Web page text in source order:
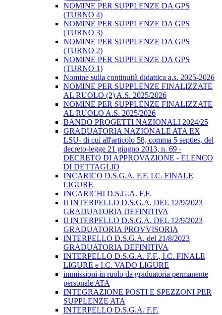
NOMINE PER SUPPLENZE DA GPS
(TURNO 4)
NOMINE PER SUPPLENZE DA GPS
(TURNO 3)
NOMINE PER SUPPLENZE DA GPS
(TURNO 2)
NOMINE PER SUPPLENZE DA GPS
(TURNO 1)
Nomine sulla continuità didattica a.s. 2025-2026
NOMINE PER SUPPLENZE FINALIZZATE
AL RUOLO (2) A.S. 2025/2026
NOMINE PER SUPPLENZE FINALIZZATE
AL RUOLO A.S. 2025/2026
BANDO PROGETTI NAZIONALI 2024/25
GRADUATORIA NAZIONALE ATA EX
LSU- di cui all'articolo 58, comma 5 septies, del
decreto-legge 21 giugno 2013, n. 69 -
DECRETO DI APPROVAZIONE - ELENCO
DI DETTAGLIO
INCARICO D.S.G.A. F.F. I.C. FINALE
LIGURE
INCARICHI D.S.G.A. F.F.
II INTERPELLO D.S.G.A. DEL 12/9/2023
GRADUATORIA DEFINITIVA
II INTERPELLO D.S.G.A. DEL 12/9/2023
GRADUATORIA PROVVISORIA
INTERPELLO D.S.G.A. del 21/8/2023
GRADUATORIA DEFINITIVA
INTERPELLO D.S.G.A. F.F., I.C. FINALE
LIGURE e I.C. VADO LIGURE
immissioni in ruolo da graduatoria permanente
personale ATA
INTEGRAZIONE POSTI E SPEZZONI PER
SUPPLENZE ATA
INTERPELLO D.S.G.A. F.F.